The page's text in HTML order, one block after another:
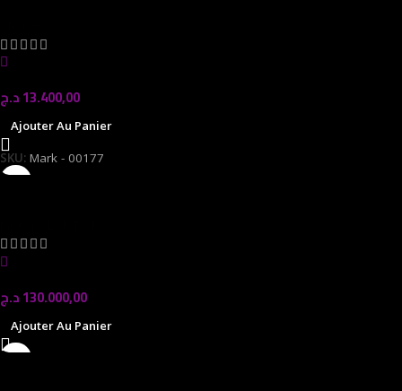
13.400,00د.ج
Ajouter Au Panier
SKU: Mark - 00177
130.000,00د.ج
Ajouter Au Panier